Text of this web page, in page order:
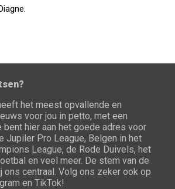
het meest opvallende en
voor jou in petto, met een
hier aan het goede adres voor
Jupiler Pro League, Belgen in het
League, de Rode Duivels, het
en veel meer. De stem van de
ons centraal. Volg ons zeker ook op
en TikTok!